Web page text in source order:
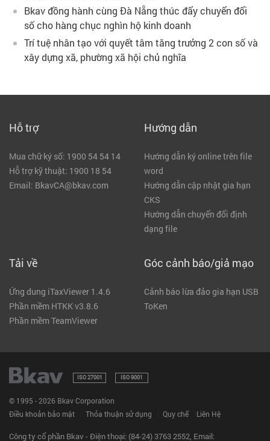
Bkav đồng hành cùng Đà Nẵng thúc đẩy chuyển đổi
số cho hàng chục nghìn hộ kinh doanh
Trí tuệ nhân tạo với quyết tâm tăng trưởng 2 con số và
xây dựng xã, phường xã hội chủ nghĩa
Hỗ trợ
Mua chữ ký số: 1900 54 54 14
Hỗ trợ kỹ thuật: 1900 18 54
Email: BkavCA@bkav.com
Hướng dẫn
Hướng dẫn ký online trên file
word
Hướng dẫn cập nhật gia hạn
CKS
Hướng dẫn chuyển đổi định
dạng file
Tải về
Ứng dung iTaxViewer 1.4.6
Phần mềm HTKK v3.8.6
Phần mềm TeamViewer
Góc cảnh báo/giả mạo
Cảnh báo lừa đảo gia hạn USB
ToKen
ISO 27001 ISO 9001
© 1995 - 2026 Bkav Corporation
Điều khoản bảo mật
Thỏa thuận sử dụng Quy chế Liên Hệ
Công ty cổ phần Bkav - Điện thoại: (84-24) 3763 2552, Email: